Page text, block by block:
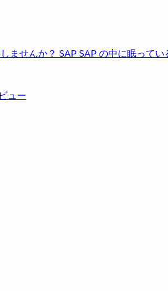
ませんか？ SAPSAP の中に眠って
ュー